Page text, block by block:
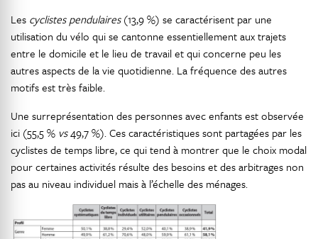
Les cyclistes pendulaires(13,9 %) se caractérisent par une
utilisation du vélo qui se cantonne essentiellement aux trajets
entre le domicile et le lieu de travail et qui concerne peu les
autres aspects de la vie quotidienne. La fréquence des autres
motifs est très faible.
Une surreprésentation des personnes avec enfants est observée
ici (55,5 % vs49,7 %). Ces caractéristiques sont partagées par les
cyclistes de temps libre, ce qui tend à montrer que le choix modal
pour certaines activités résulte des besoins et des arbitrages non
pas au niveau individuel mais à l’échelle des ménages.